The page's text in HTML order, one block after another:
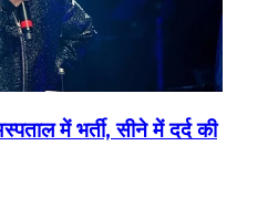
में भर्ती, सीने में दर्द की